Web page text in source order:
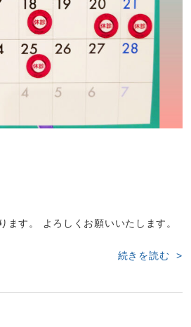
ます。 よろしくお願いいたします。
続きを読む